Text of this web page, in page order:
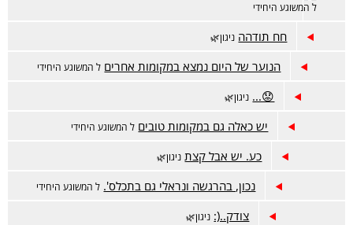
ל המשוגע היחידי
חח תודהה ניגון🌿
הנוער של היום נמצא במקומות אחרים ל המשוגע היחידי
😟... ניגון🌿
יש כאלה גם במקומות טובים ל המשוגע היחידי
כע. יש אבל קצת ניגון🌿
נכון, בהרגשה ונראלי גם בתכלס'. ל המשוגע היחידי
צודק..(: ניגון🌿